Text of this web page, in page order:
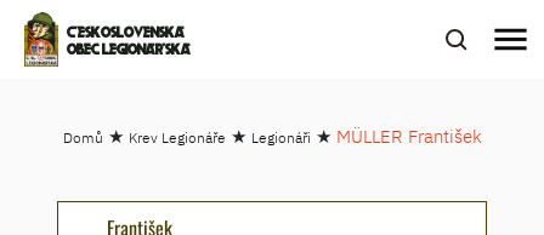
ČESKOSLOVENSKÁ
OBEC LEGIONÁŘSKÁ
menu
Domů ★ Krev Legionáře ★ Legionáři ★ MÜLLER František